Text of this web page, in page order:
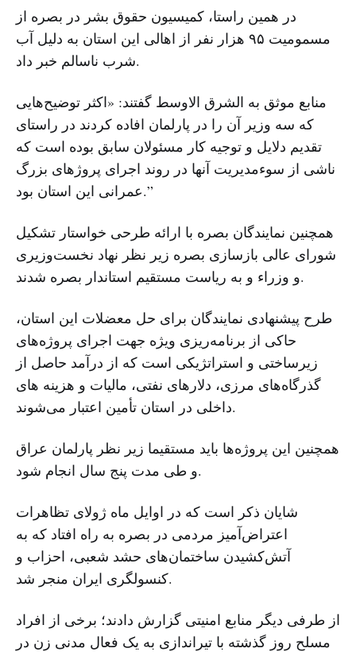
در همین راستا، کمیسیون حقوق بشر در بصره از
مسمومیت ۹۵ هزار نفر از اهالی این استان به دلیل آب
شرب ناسالم خبر داد.
منابع موثق به الشرق الاوسط گفتند: «اکثر توضیح‌هایی
که سه وزیر آن را در پارلمان افاده کردند در راستای
تقدیم دلایل و توجیه‌ کار مسئولان سابق بوده است که
ناشی از سوءمدیریت آنها در روند اجرای پروژهای بزرگ
عمرانی این استان بود.”
همچنین نمایندگان بصره با ارائه طرحی خواستار تشکیل
شورای عالی بازسازی بصره زیر نظر نهاد نخست‌وزیری
و وزراء و به ریاست مستقیم استاندار بصره شدند.
طرح پیشنهادی نمایندگان برای حل معضلات این استان،
حاکی از برنامه‌ریزی ویژه جهت اجرای پروژه‌های
زیرساختی و استراتژیکی است که از درآمد حاصل از
گذرگاه‌های مرزی، دلارهای نفتی، مالیات و هزینه های
داخلی در استان تأمین اعتبار می‌شوند.
همچنین این پروژه‌ها باید مستقیما زیر نظر پارلمان عراق
و طی مدت پنج سال انجام شود.
شایان ذکر است که در اوایل ماه ژولای تظاهرات
اعتراض‌آمیز مردمی در بصره به راه افتاد که به
آتش‌کشیدن ساختمان‌های حشد شعبی، احزاب و
کنسولگری ایران منجر شد.
از طرفی دیگر منابع امنیتی گزارش دادند؛ برخی از افراد
مسلح روز گذشته با تیراندازی به یک فعال مدنی زن در